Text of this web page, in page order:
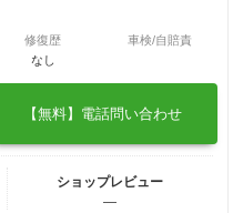
修復歴
なし
車検/自賠責
【無料】電話問い合わせ
ショップレビュー
―